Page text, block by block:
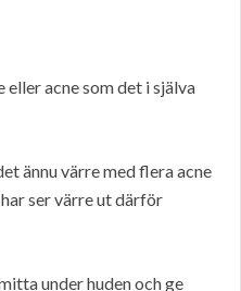
eller acne som det i själva
ännu värre med flera acne
ser värre ut därför
under huden och ge